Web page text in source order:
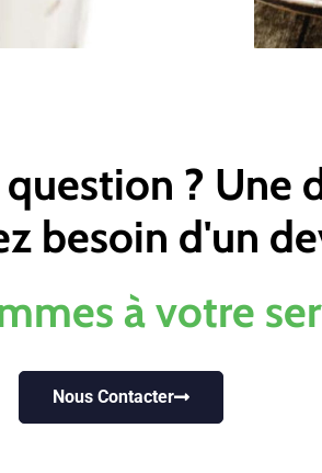
? Une
besoin d'un
à votre
Nous Contacter